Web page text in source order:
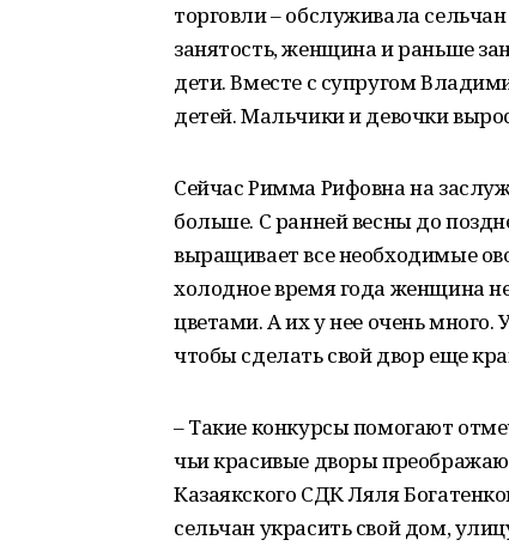
торговли – обслуживала
занятость, женщина и раньше
дети. Вместе с супругом
детей. Мальчики и девочки
Сейчас Римма Рифовна на
больше. С ранней весны до
выращивает все необходимые
холодное время года женщина
цветами. А их у нее очень
чтобы сделать свой двор еще
– Такие конкурсы помогают
чьи красивые дворы
Казаякского СДК Ляля
сельчан украсить свой дом,